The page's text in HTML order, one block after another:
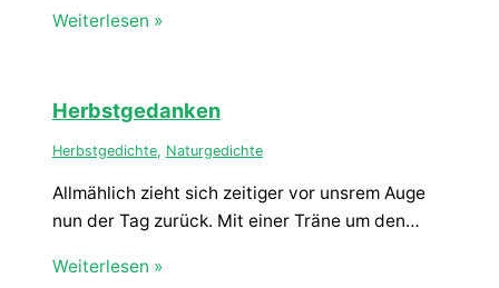
Weiterlesen »
Herbstgedanken
Herbstgedichte, Naturgedichte
Allmählich zieht sich zeitiger vor unsrem Auge
nun der Tag zurück. Mit einer Träne um den…
Weiterlesen »